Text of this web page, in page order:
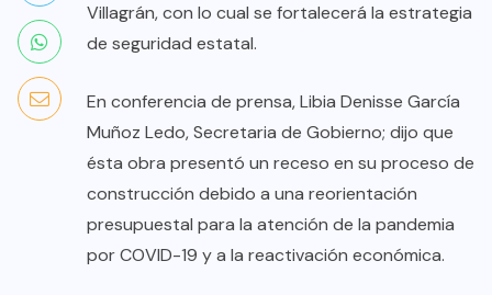
Villagrán, con lo cual se fortalecerá la estrategia
de seguridad estatal.
En conferencia de prensa, Libia Denisse García
Muñoz Ledo, Secretaria de Gobierno; dijo que
ésta obra presentó un receso en su proceso de
construcción debido a una reorientación
presupuestal para la atención de la pandemia
por COVID-19 y a la reactivación económica.